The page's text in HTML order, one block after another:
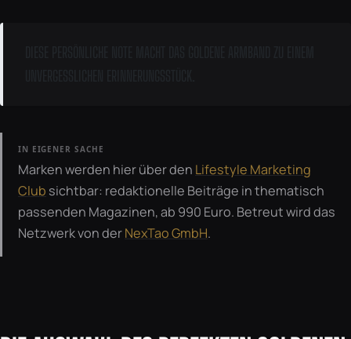
IN EIGENER SACHE
Marken werden hier über den Lifestyle Marketing
Club sichtbar: redaktionelle Beiträge in thematisch
passenden Magazinen, ab 990 Euro. Betreut wird das
Netzwerk von derNexTao GmbH.